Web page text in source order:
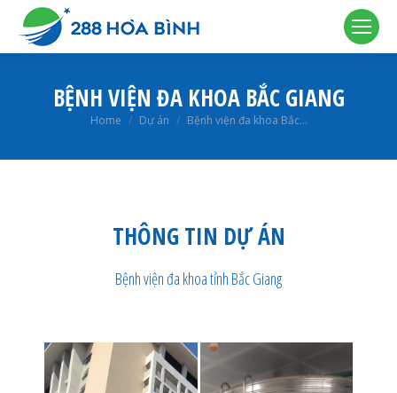
BỆNH VIỆN ĐA KHOA BẮC GIANG
You are here:
Home Dự án Bệnh viện đa khoa Bắc…
THÔNG TIN DỰ ÁN
Bệnh viện đa khoa tỉnh Bắc Giang